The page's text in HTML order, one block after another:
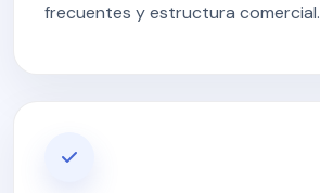
frecuentes y estructura comercial.